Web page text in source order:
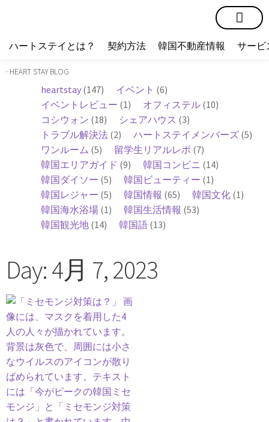
ハートステイとは？ 契約方法 韓国不動産情報 サービ
· HEART STAY BLOG
heartstay (147) イベント (6)
イベントレビュー (1) オフィステル (10)
コシウォン (18) シェアハウス (3)
トラブル解決法 (2) ハートステイメンバーズ (5)
ワンルーム (5) 留学生リアルレポ (7)
韓国エリアガイド (9) 韓国コンビニ (14)
韓国ダイソー (5) 韓国ビューティー (1)
韓国レジャー (5) 韓国情報 (65) 韓国文化 (1)
韓国海水浴場 (1) 韓国生活情報 (53)
韓国観光地 (14) 韓国語 (13)
Day: 4月 7, 2023